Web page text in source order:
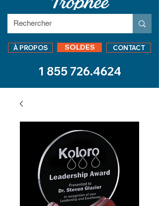
À PROPOS SOLDES CONTACT
1 855 726.4624